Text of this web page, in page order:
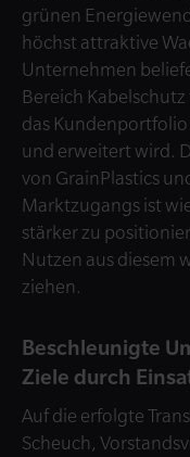
grünen
höchst attraktive
Unternehmen
Bereich
das
und erweitert wird.
von GrainPlastics
Marktzugangs ist
stärker zu
Nutzen aus diesem
ziehen.
Beschleunigte
Ziele durch
Auf die erfolgte
Scheuch,